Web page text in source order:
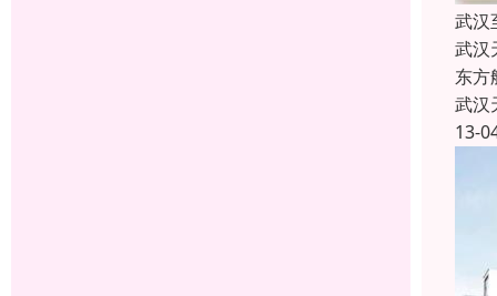
武汉
武汉
东方
武汉
13-